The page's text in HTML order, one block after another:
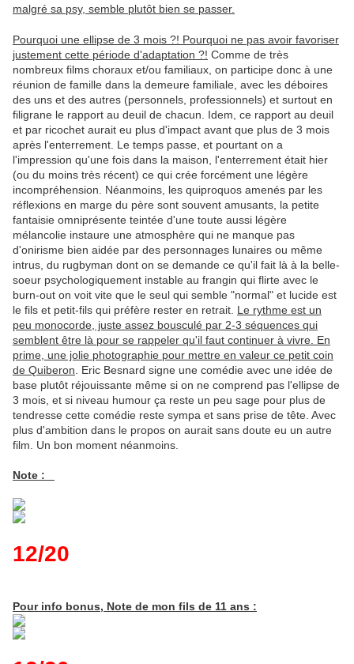
malgré sa psy, semble plutôt bien se passer.
Pourquoi une ellipse de 3 mois ?! Pourquoi ne pas avoir favoriser
justement cette période d'adaptation ?! Comme de très
nombreux films choraux et/ou familiaux, on participe donc à une
réunion de famille dans la demeure familiale, avec les déboires
des uns et des autres (personnels, professionnels) et surtout en
filigrane le rapport au deuil de chacun. Idem, ce rapport au deuil
et par ricochet aurait eu plus d'impact avant que plus de 3 mois
après l'enterrement. Le temps passe, et pourtant on a
l'impression qu'une fois dans la maison, l'enterrement était hier
(ou du moins très récent) ce qui crée forcément une légère
incompréhension. Néanmoins, les quiproquos amenés par les
réflexions en marge du père sont souvent amusants, la petite
fantaisie omniprésente teintée d'une toute aussi légère
mélancolie instaure une atmosphère qui ne manque pas
d'onirisme bien aidée par des personnages lunaires ou même
intrus, du rugbyman dont on se demande ce qu'il fait là à la belle-
soeur psychologiquement instable au frangin qui flirte avec le
burn-out on voit vite que le seul qui semble "normal" et lucide est
le fils et petit-fils qui préfère rester en retrait. Le rythme est un
peu monocorde, juste assez bousculé par 2-3 séquences qui
semblent être là pour se rappeler qu'il faut continuer à vivre. En
prime, une jolie photographie pour mettre en valeur ce petit coin
de Quiberon . Eric Besnard signe une comédie avec une idée de
base plutôt réjouissante même si on ne comprend pas l'ellipse de
3 mois, et si niveau humour ça reste un peu sage pour plus de
tendresse cette comédie reste sympa et sans prise de tête. Avec
plus d'ambition dans le propos on aurait sans doute eu un autre
film. Un bon moment néanmoins.
Note :
12/20
Pour info bonus, Note de mon fils de 11 ans :